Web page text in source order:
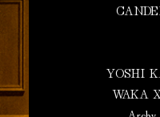
YOSHI
WAKA